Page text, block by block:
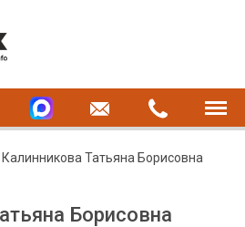
Калинникова Татьяна Борисовна
Борисовна